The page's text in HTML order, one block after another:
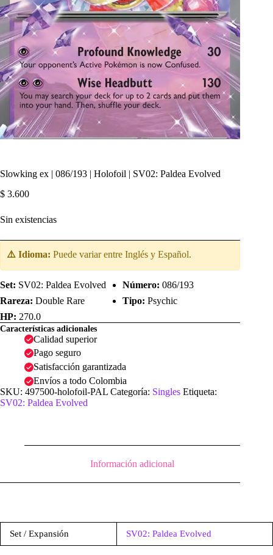
Slowking ex | 086/193 | Holofoil | SV02: Paldea Evolved
$ 3.600
Sin existencias
⚠️ Idioma: Puede variar entre Inglés y Español.
Set: SV02: Paldea Evolved Número: 086/193
Rareza: Double Rare Tipo: Psychic
HP: 270.0
Características adicionales
Calidad superior
Pago seguro
Satisfacción garantizada
Envíos a todo Colombia
SKU: 497500-holofoil-PAL Categoría: Singles Etiqueta:
SV02: Paldea Evolved
Información adicional
Set / Expansión SV02: Paldea Evolved